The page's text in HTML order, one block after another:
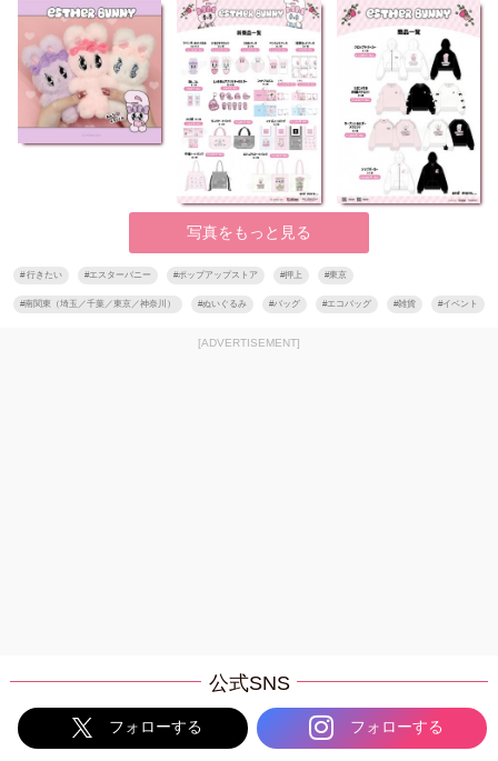
写真をもっと見る
#行きたい #エスターバニー #ポップアップストア #押上 #東京
#南関東（埼玉／千葉／東京／神奈川） #ぬいぐるみ #バッグ #エコバッグ #雑貨 #イベント
[ADVERTISEMENT]
公式SNS
フォローする フォローする